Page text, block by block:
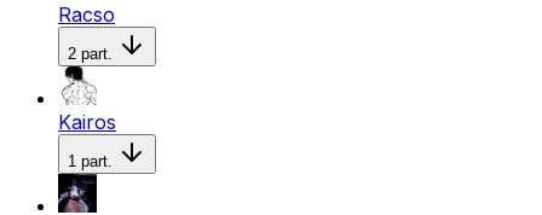
Racso
2 part.
Kairos
1 part.